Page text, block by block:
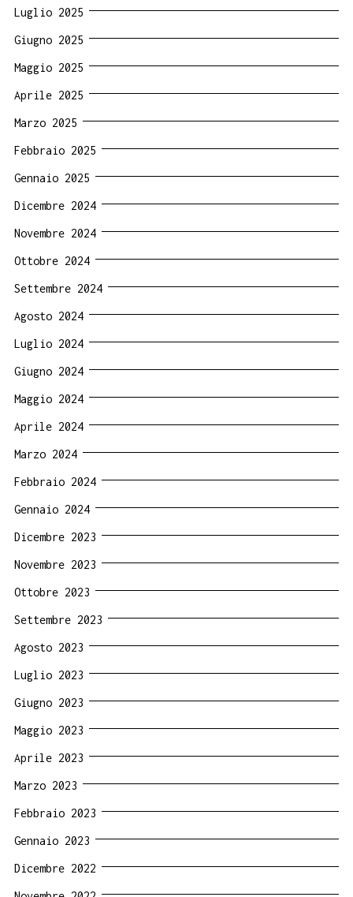
Luglio 2025
Giugno 2025
Maggio 2025
Aprile 2025
Marzo 2025
Febbraio 2025
Gennaio 2025
Dicembre 2024
Novembre 2024
Ottobre 2024
Settembre 2024
Agosto 2024
Luglio 2024
Giugno 2024
Maggio 2024
Aprile 2024
Marzo 2024
Febbraio 2024
Gennaio 2024
Dicembre 2023
Novembre 2023
Ottobre 2023
Settembre 2023
Agosto 2023
Luglio 2023
Giugno 2023
Maggio 2023
Aprile 2023
Marzo 2023
Febbraio 2023
Gennaio 2023
Dicembre 2022